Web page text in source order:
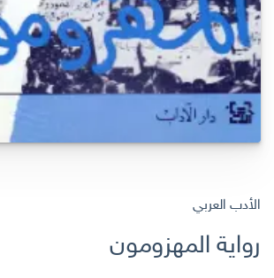
الأدب العربي
رواية المهزومون